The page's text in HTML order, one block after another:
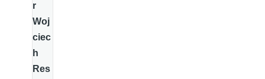
r
Woj
ciec
h
Res